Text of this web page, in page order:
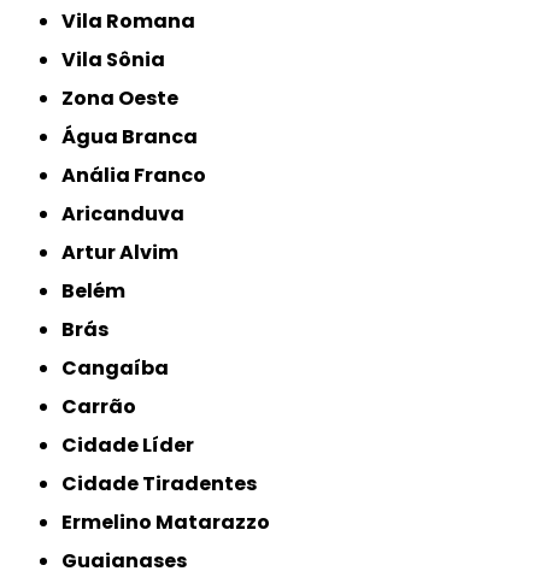
Vila Romana
Vila Sônia
Zona Oeste
Água Branca
Anália Franco
Aricanduva
Artur Alvim
Belém
Brás
Cangaíba
Carrão
Cidade Líder
Cidade Tiradentes
Ermelino Matarazzo
Guaianases